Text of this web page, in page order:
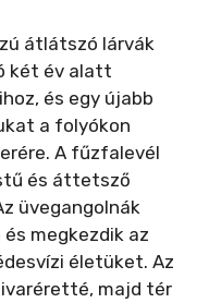
átlátszó lárvák
két év alatt
és egy újabb
a folyókon
A fűzfalevél
és áttetsző
üvegangolnák
megkezdik az
életüket. Az
majd tér